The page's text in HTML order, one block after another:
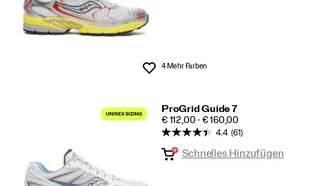
Wunschliste
4 Mehr Farben
ProGrid Guide 7
PRICE
€ 112,00 - € 160,00
4.4 (61)
Schnelles Hinzufügen